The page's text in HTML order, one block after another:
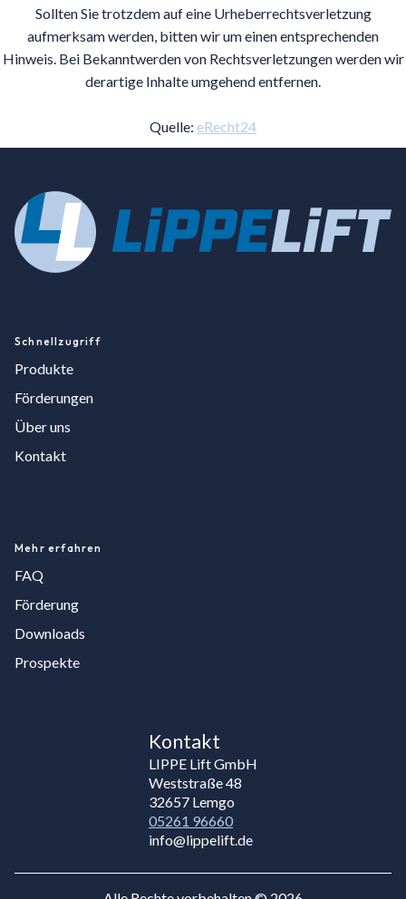
Sollten Sie trotzdem auf eine Urheberrechtsverletzung
aufmerksam werden, bitten wir um einen entsprechenden
Hinweis. Bei Bekanntwerden von Rechtsverletzungen werden wir
derartige Inhalte umgehend entfernen.
Quelle: eRecht24
Schnellzugriff
Produkte
Förderungen
Über uns
Kontakt
Mehr erfahren
FAQ
Förderung
Downloads
Prospekte
Kontakt
LIPPE Lift GmbH
Weststraße 48
32657 Lemgo
05261 96660
info@lippelift.de